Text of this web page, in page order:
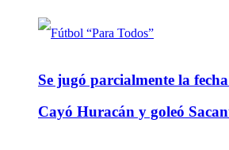
Se jugó parcialmente la
Cayó Huracán y goleó